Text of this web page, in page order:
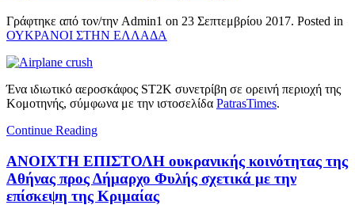
Γράφτηκε από τον/την Admin1 on 23 Σεπτεμβρίου 2017. Posted in
ΟΥΚΡΑΝΟΙ ΣΤΗΝ ΕΛΛΑΔΑ
Ένα ιδιωτικό αεροσκάφος ST2K συνετρίβη σε ορεινή περιοχή της
Κομοτηνής, σύμφωνα με την ιστοσελίδα PatrasTimes.
Continue Reading
ΑΝΟΙΧΤΗ ΕΠΙΣΤΟΛΗ ουκρανικής κοινότητας της
Αθήνας προς Δήμαρχο Φυλής σχετικά με την
επίσκεψη της Κριμαίας